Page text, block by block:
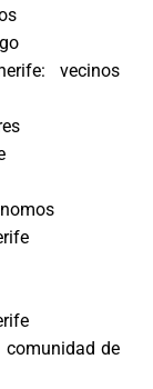
vecinos
comunidad de